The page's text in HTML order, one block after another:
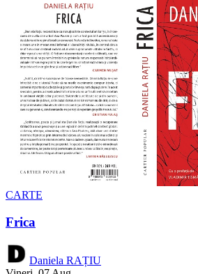
CARTE
Frica
Daniela RAȚIU